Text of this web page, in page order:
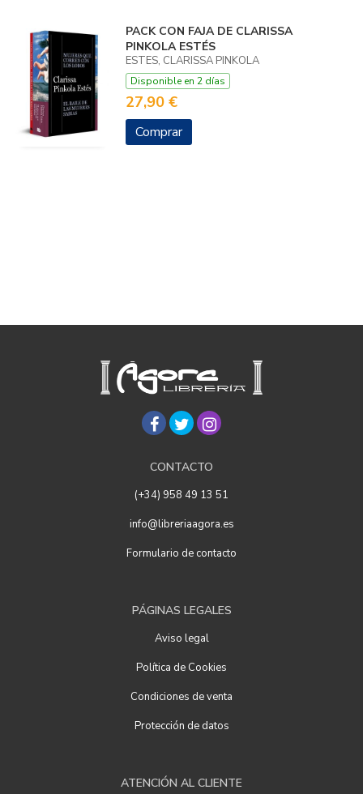
PACK CON FAJA DE CLARISSA
PINKOLA ESTÉS
ESTES, CLARISSA PINKOLA
Disponible en 2 días
27,90 €
Comprar
CONTACTO
(+34) 958 49 13 51
info@libreriaagora.es
Formulario de contacto
PÁGINAS LEGALES
Aviso legal
Política de Cookies
Condiciones de venta
Protección de datos
ATENCIÓN AL CLIENTE